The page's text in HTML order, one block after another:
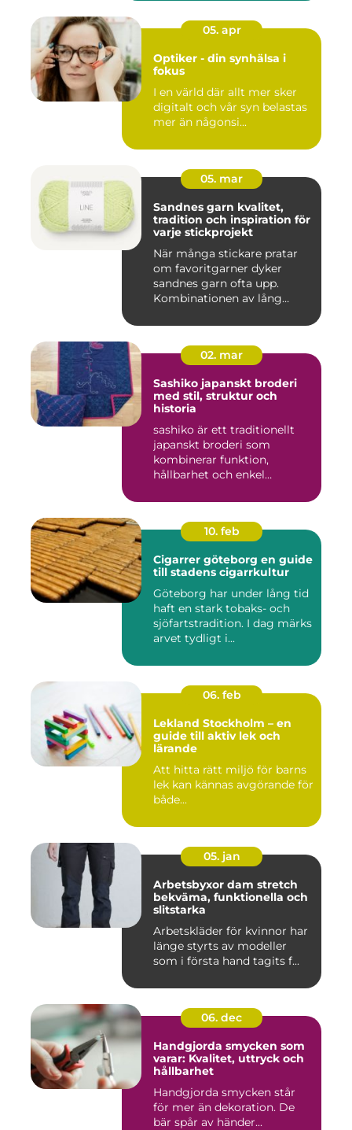
05. apr
Optiker - din synhälsa i
fokus
I en värld där allt mer sker
digitalt och vår syn belastas
mer än någonsi...
05. mar
Sandnes garn kvalitet,
tradition och inspiration för
varje stickprojekt
När många stickare pratar
om favoritgarner dyker
sandnes garn ofta upp.
Kombinationen av lång
02. mar
Sashiko japanskt broderi
med stil, struktur och
historia
sashiko är ett traditionellt
japanskt broderi som
kombinerar funktion,
hållbarhet och enkel
10. feb
Cigarrer göteborg en guide
till stadens cigarrkultur
Göteborg har under lång tid
haft en stark tobaks- och
sjöfartstradition. I dag märks
arvet tydligt i...
06. feb
Lekland Stockholm – en
guide till aktiv lek och
lärande
Att hitta rätt miljö för barns
lek kan kännas avgörande för
både...
05. jan
Arbetsbyxor dam stretch
bekväma, funktionella och
slitstarka
Arbetskläder för kvinnor har
länge styrts av modeller
som i första hand tagits f...
06. dec
Handgjorda smycken som
varar: Kvalitet, uttryck och
hållbarhet
Handgjorda smycken står
för mer än dekoration. De
bär spår av händer...